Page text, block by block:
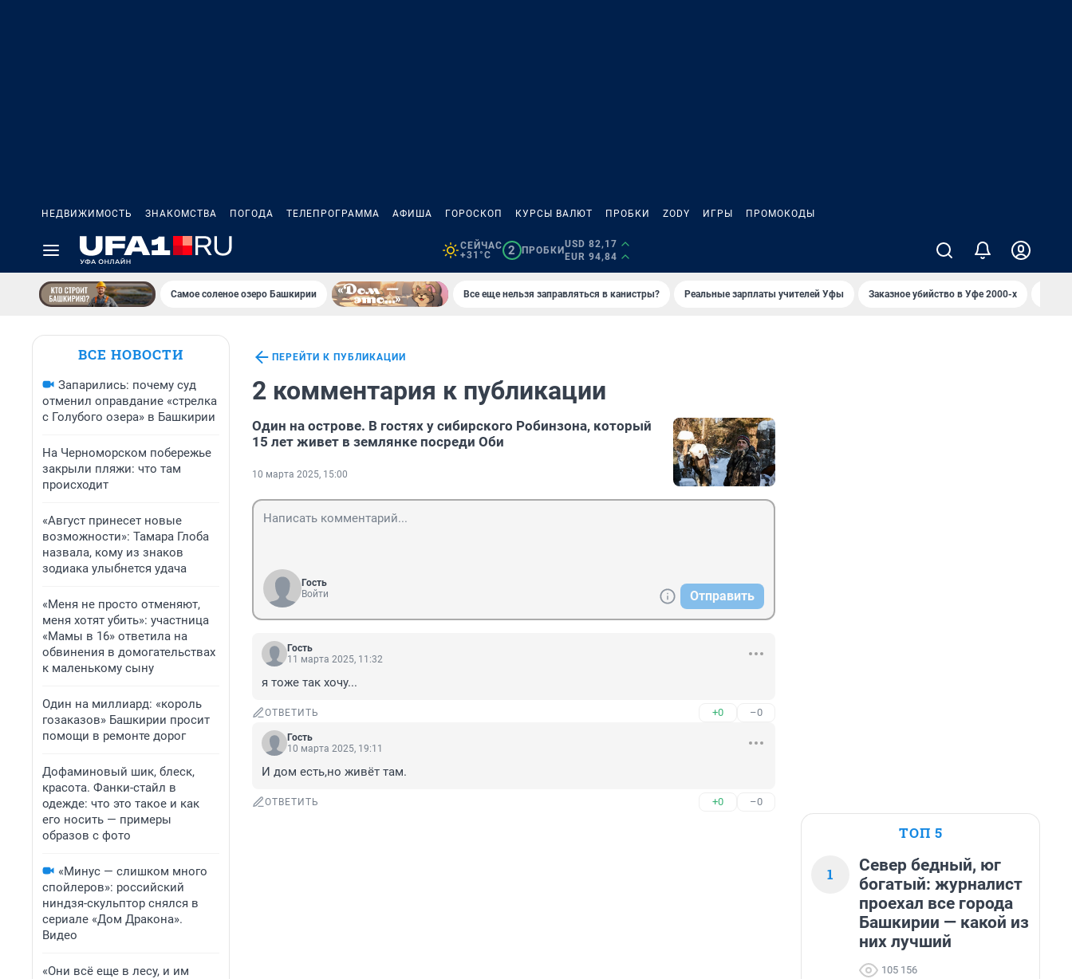
НЕДВИЖИМОСТЬ ЗНАКОМСТВА ПОГОДА ТЕЛЕПРОГРАММА АФИША ГОРОСКОП КУРСЫ ВАЛЮТ ПРОБКИ ZODY ИГРЫ ПРОМОКОДЫ
СЕЙЧАС
+31°C
2 ПРОБКИ
USD 82,17
EUR 94,84
Самое соленое озеро Башкирии Все еще нельзя заправляться в канистры? Реальные зарплаты учителей Уфы Заказное убийство в Уфе 2000-х
ВСЕ НОВОСТИ
Запарились: почему суд
отменил оправдание «стрелка
с Голубого озера» в Башкирии
На Черноморском побережье
закрыли пляжи: что там
происходит
«Август принесет новые
возможности»: Тамара Глоба
назвала, кому из знаков
зодиака улыбнется удача
«Меня не просто отменяют,
меня хотят убить»: участница
«Мамы в 16» ответила на
обвинения в домогательствах
к маленькому сыну
Один на миллиард: «король
гозаказов» Башкирии просит
помощи в ремонте дорог
Дофаминовый шик, блеск,
красота. Фанки-стайл в
одежде: что это такое и как
его носить — примеры
образов с фото
«Минус — слишком много
спойлеров»: российский
ниндзя-скульптор снялся в
сериале «Дом Дракона».
Видео
«Они всё еще в лесу, и им
ПЕРЕЙТИ К ПУБЛИКАЦИИ
2 комментария к публикации
Один на острове. В гостях у сибирского Робинзона, который
15 лет живет в землянке посреди Оби
10 марта 2025, 15:00
Гость
Войти
Отправить
Гость
11 марта 2025, 11:32
я тоже так хочу...
ОТВЕТИТЬ +0 –0
Гость
10 марта 2025, 19:11
И дом есть,но живёт там.
ОТВЕТИТЬ +0 –0
ТОП 5
1
Север бедный, юг
богатый: журналист
проехал все города
Башкирии — какой из
них лучший
105 156